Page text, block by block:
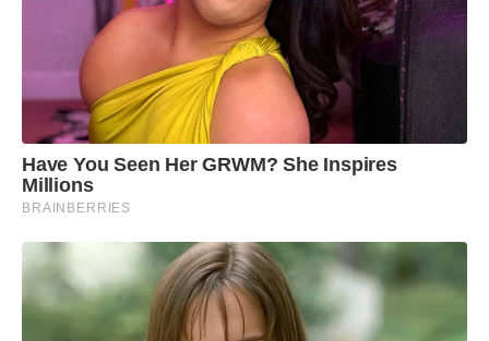
Have You Seen Her GRWM? She Inspires
Millions
BRAINBERRIES